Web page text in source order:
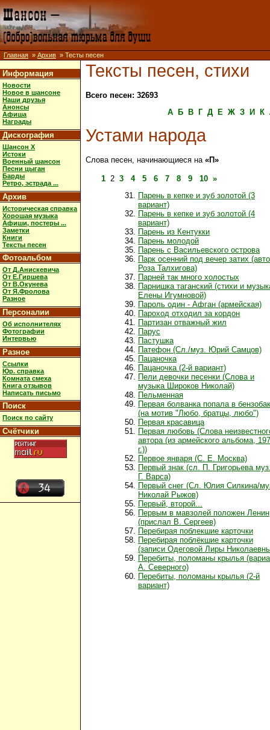
Главная » Архив » Тесты песен
Информация
Новости
Новое в шансоне
Наши друзья
Анонсы
Афиша
Награды
Дискография
Шансон X
Истоки
Военный шансон
Песни цыган
Барды
Ретро, эстрада ...
Архив
Историческая справка
Хорошая музыка
Афиши, постеры ...
Заметки
Книги
Тексты песен
Фотоальбом
От Д.Анискевича
От Е.Гиршева
От В.Окунева
От Я.Фролова
Разное
Персоналии
Об исполнителях
Фотографии
Интервью
Разное
Ссылки
Юр. справка
Комната смеха
Книга отзывов
Написать письмо
Поиск
Поиск по сайту
Счётчики
Тексты песен, стихи
Всего песен: 32693
А
Б В Г Д Е Ж З И К
Устами народа
Слова песен, начинающиеся на «П»
1 2 3 4 5 6 7 8 9 10 »
Парень в кепке и зуб золотой (3
вариант)
Парень в кепке и зуб золотой (4
вариант)
Парень из Кентукки
Парень молодой
Парень с Васильевского острова
Парк осенний под вечер затих
Роза Талхигова)
Парней так много холостых
Парнишка таганский (стихи и
Елены Игумновой)
Пароль один - Афган (армейская)
Пароход отходил за кордон
Партизан отважный жил
Парус
Пастушка
Патефон (Сл./муз. Юрий Самцов)
Пацаночка
Пацаночка (2-й вариант)
Пели девочки песенки (Слова и
музыка Широков Николай)
Пельменная
Первая болванка попала в бензобак
(на мотив "Любо, братцы, любо")
Первая красавица
Первая любовь (Слова
автора (из армейского альбома,
г.))
Первое января (С. Е. Москва)
Первый знак (сл. П. Григорьева
Г. Варса)
Первый снег (Сл. Юлия Силкина/
Николай Рыжов)
Первый, второй...
Первым в мавзолей положен Ленин
(прислал В. Сергеев)
Перебирая поблекшие карточки
Перебирая поблёкшие карточки
(записи Одеговой Лиры
Перебиты, поломаны крылья
А. Северного)
Перебиты, поломаны крылья (2-й
вариант)